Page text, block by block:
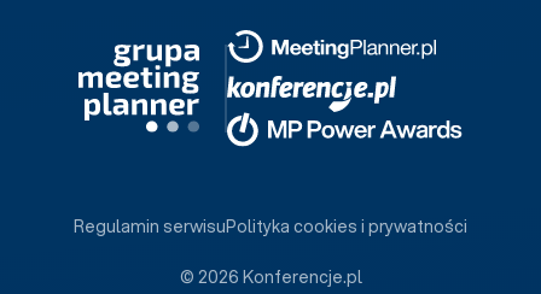
© 2026 Konferencje.pl
Regulamin serwisuPolityka cookies i prywatności